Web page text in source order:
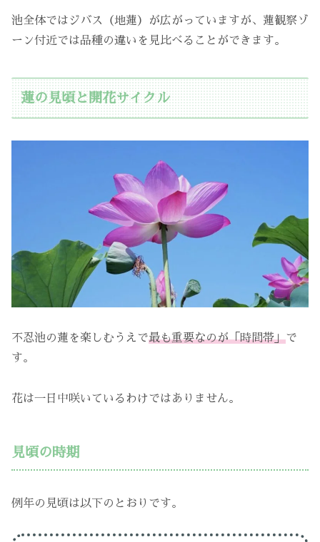
池全体ではジバス（地蓮）が広がっていますが、蓮観察ゾ
ーン付近では品種の違いを見比べることができます。
蓮の見頃と開花サイクル
不忍池の蓮を楽しむうえで最も重要なのが「時間帯」で
す。
花は一日中咲いているわけではありません。
見頃の時期
例年の見頃は以下のとおりです。